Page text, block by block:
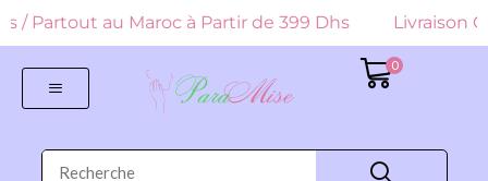
/ Partout au Maroc à Partir de 399 Dhs Livraison
0